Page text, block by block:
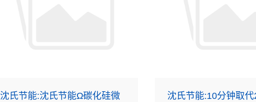
沈氏节能:沈氏节能Ω碳化硅微
沈氏节能:10分钟取代